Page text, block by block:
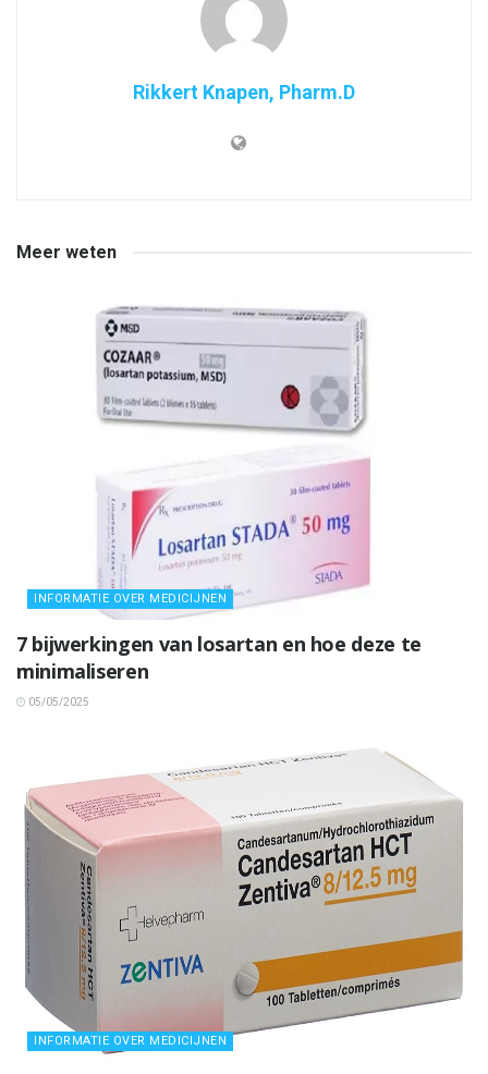
Rikkert Knapen, Pharm.D
Meer weten
INFORMATIE OVER MEDICIJNEN
7 bijwerkingen van losartan en hoe deze te
minimaliseren
05/05/2025
INFORMATIE OVER MEDICIJNEN